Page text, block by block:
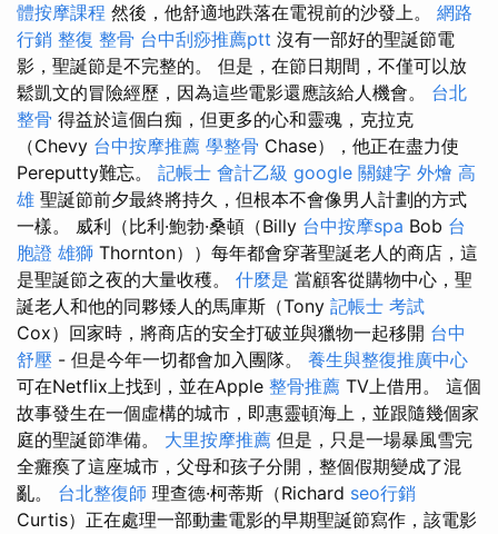
體按摩課程 然後，他舒適地跌落在電視前的沙發上。 網路
行銷 整復 整骨 台中刮痧推薦ptt 沒有一部好的聖誕節電
影，聖誕節是不完整的。 但是，在節日期間，不僅可以放
鬆凱文的冒險經歷，因為這些電影還應該給人機會。 台北
整骨 得益於這個白痴，但更多的心和靈魂，克拉克
（Chevy 台中按摩推薦 學整骨 Chase），他正在盡力使
Pereputty難忘。 記帳士 會計乙級 google 關鍵字 外燴 高
雄 聖誕節前夕最終將持久，但根本不會像男人計劃的方式
一樣。 威利（比利·鮑勃·桑頓（Billy 台中按摩spa Bob 台
胞證 雄獅 Thornton））每年都會穿著聖誕老人的商店，這
是聖誕節之夜的大量收穫。 什麼是 當顧客從購物中心，聖
誕老人和他的同夥矮人的馬庫斯（Tony 記帳士 考試
Cox）回家時，將商店的安全打破並與獵物一起移開 台中
舒壓 - 但是今年一切都會加入團隊。 養生與整復推廣中心
可在Netflix上找到，並在Apple 整骨推薦 TV上借用。 這個
故事發生在一個虛構的城市，即惠靈頓海上，並跟隨幾個家
庭的聖誕節準備。 大里按摩推薦 但是，只是一場暴風雪完
全癱瘓了這座城市，父母和孩子分開，整個假期變成了混
亂。 台北整復師 理查德·柯蒂斯（Richard seo行銷
Curtis）正在處理一部動畫電影的早期聖誕節寫作，該電影